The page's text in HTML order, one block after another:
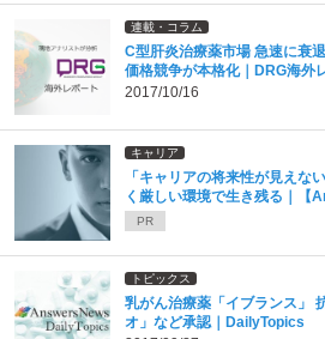
連載・コラム
C型肝炎治療薬市場 急速に衰
価格競争が本格化｜DRG海外
2017/10/16
キャリア
「キャリアの将来性が見え
く厳しい環境で生き残る｜【
PR
トピックス
乳がん治療薬「イブランス」
オ」など承認｜DailyTopics